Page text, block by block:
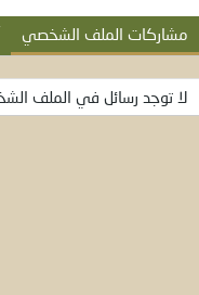
مشاركات الملف الشخصي
لا توجد رسائل في الملف